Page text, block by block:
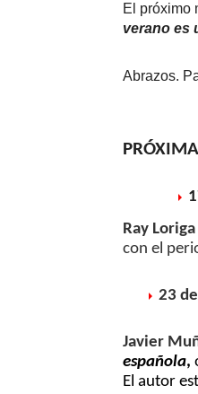
El próximo
verano es
Abrazos.
Ray Loriga
con el
23
Javier
española,
El autor